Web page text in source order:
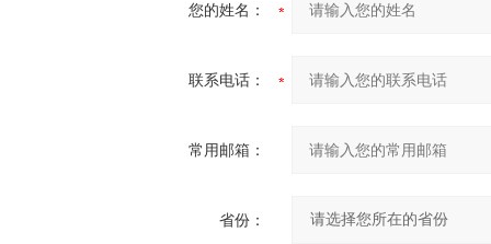
您的姓名：
联系电话：
常用邮箱：
省份：